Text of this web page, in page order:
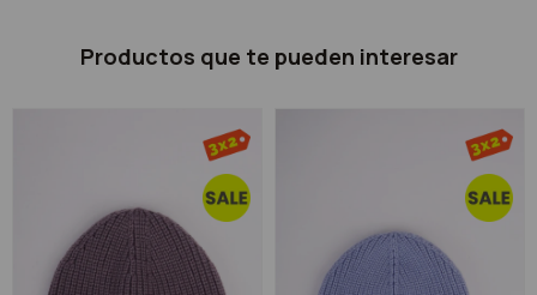
Productos que te pueden interesar